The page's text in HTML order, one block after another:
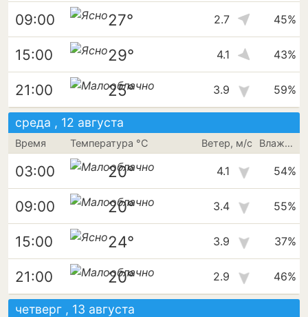
09:00 27° 2.7 45%
15:00 29° 4.1 43%
21:00 25° 3.9 59%
среда , 12 августа
Время Температура °C Ветер, м/с Влажность
03:00 20° 4.1 54%
09:00 20° 3.4 55%
15:00 24° 3.9 37%
21:00 20° 2.9 46%
четверг , 13 августа